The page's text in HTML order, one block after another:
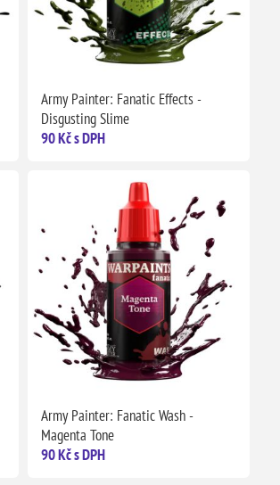
Army Painter: Fanatic Effects -
Disgusting Slime
90 Kč s DPH
Army Painter: Fanatic Wash -
Magenta Tone
90 Kč s DPH